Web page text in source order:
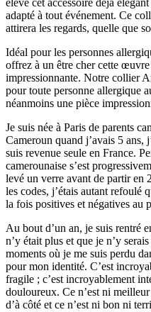
élève cet accessoire déjà
adapté à tout événement. Ce
attirera les regards, quelle que
Idéal pour les personnes
offrez à un être cher cette
impressionnante. Notre collier
pour toute personne allergique
néanmoins une pièce
Je suis née à Paris de parents
Cameroun quand j’avais 5 ans,
suis revenue seule en France.
camerounaise s’est
levé un verre avant de partir en
les codes, j’étais autant refoulé
la fois positives et négatives au
Au bout d’un an, je suis rentré
n’y était plus et que je n’y
moments où je me suis perdu
pour mon identité. C’est
fragile ; c’est incroyablement
douloureux. Ce n’est ni
d’à côté et ce n’est ni bon ni